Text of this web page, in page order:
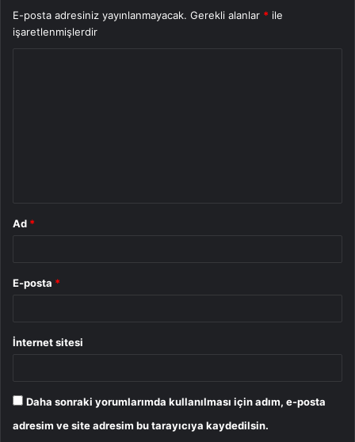
E-posta adresiniz yayınlanmayacak. Gerekli alanlar * ile
işaretlenmişlerdir
Ad *
E-posta *
İnternet sitesi
Daha sonraki yorumlarımda kullanılması için adım, e-posta
adresim ve site adresim bu tarayıcıya kaydedilsin.